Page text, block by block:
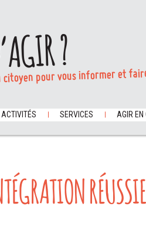
?
citoyen pour vous informer et
ACTIVITÉS SERVICES AGIR EN